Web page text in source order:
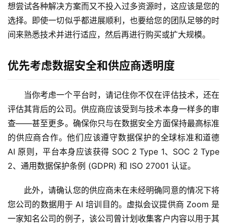
想尝试各种解决方案而又不投入过多资源时，这应该是您的
选择。即使一切似乎都进展顺利，也要给您的团队足够的时
间来熟悉技术并进行适应，然后再进行购买或扩大规模。
优先考虑数据安全和供应商透明度
当你考虑一个平台时，请记住你不仅在评估技术，还在
评估其背后的公司。供应商应该受到与技术本身一样多的审
查——甚至更多。确保你只与在数据安全方面保持最高标准
的供应商合作。他们应该遵守数据保护的全球标准和道德
AI 原则，平台本身应该获得 SOC 2 Type 1、SOC 2 Type
2、通用数据保护条例 (GDPR) 和 ISO 27001 认证。
此外，请确认您的供应商未在未经明确同意的情况下将
您公司的数据用于 AI 培训目的。虚拟会议提供商 Zoom 是
一家知名公司的例子，该公司曾计划收集客户内容以用于其